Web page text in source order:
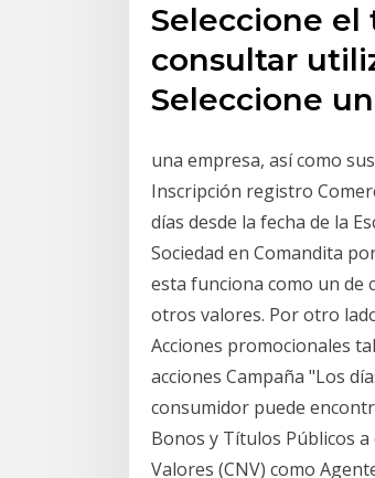
Seleccione el
consultar
Seleccione
una empresa, así como
Inscripción registro
días desde la fecha de la
Sociedad en Comandita
esta funciona como un de
otros valores. Por otro
Acciones promocionales
acciones Campaña "Los
consumidor puede
Bonos y Títulos Públicos
Valores (CNV) como